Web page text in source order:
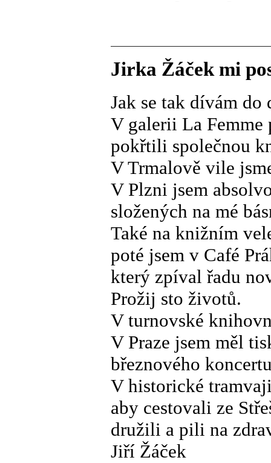
Jirka Žáček mi
Jak se tak dívám
V galerii La Femme
pokřtili společnou
V Trmalově vile
V Plzni jsem
složených na mé
Také na knižním
poté jsem v Café
který zpíval řadu
Prožij sto životů.
V turnovské
V Praze jsem měl
březnového
V historické
aby cestovali ze
družili a pili na
Jiří Žáček